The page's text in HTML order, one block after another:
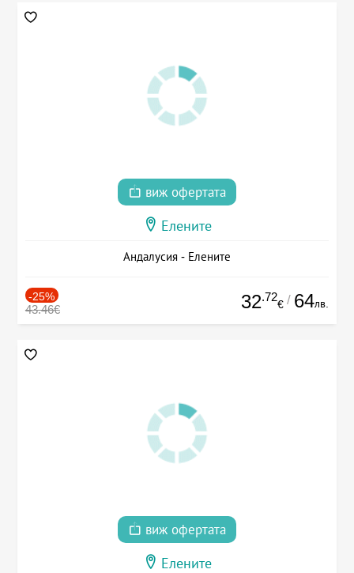
виж офертата
Елените
Андалусия - Елените
-25%
43.46€ 32.72
€ / 64лв.
виж офертата
Елените